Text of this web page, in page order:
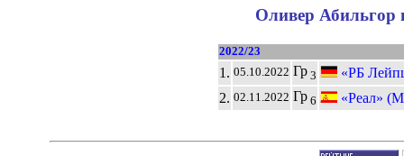
Оливер Абильгор
2022/23
1. 05.10.2022 Гр 3
«РБ
2. 02.11.2022 Гр 6 «Реал»